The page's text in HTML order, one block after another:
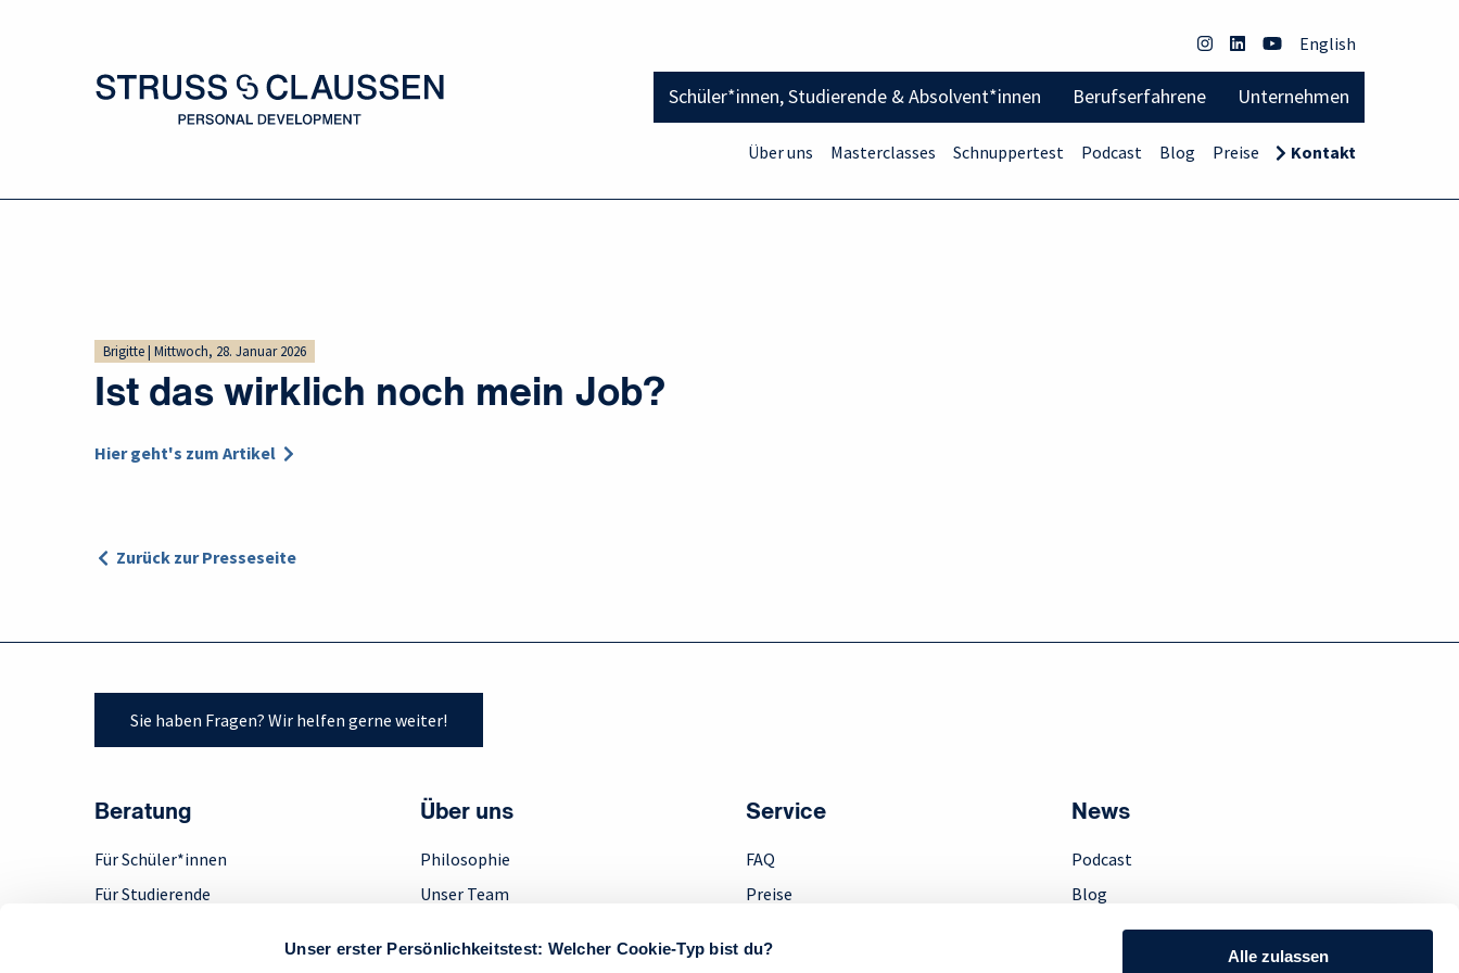
Unser erster Persönlichkeitstest: Welcher Cookie-Typ bist du? Alle zulassen
English
Schüler*innen, Studierende & Absolvent*innen Berufserfahrene Unternehmen
Über uns Masterclasses Schnuppertest Podcast Blog Preise Kontakt
Brigitte | Mittwoch, 28. Januar 2026
Ist das wirklich noch mein Job?
Hier geht's zum Artikel
Zurück zur Presseseite
Sie haben Fragen? Wir helfen gerne weiter!
Beratung
Für Schüler*innen
Für Studierende
Über uns
Philosophie
Unser Team
Service
FAQ
Preise
News
Podcast
Blog